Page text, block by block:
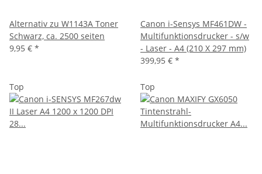
Alternativ zu W1143A Toner
Schwarz, ca. 2500 seiten
9,95 € *
Canon i-Sensys MF461DW -
Multifunktionsdrucker - s/w
- Laser - A4 (210 X 297 mm)
399,95 € *
Top Top